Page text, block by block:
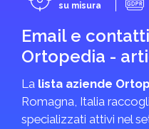
su misura
Email e
Ortopedia -
La lista aziende
Romagna, Italia
specializzati attivi nel